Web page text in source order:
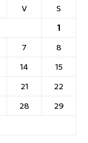
V
S
1
7
8
14
15
21
22
28
29